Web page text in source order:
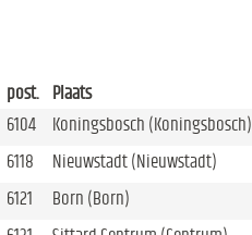
post. Plaats
6104
Koningsbosch (Koningsbosch)
6118
Nieuwstadt (Nieuwstadt)
6121
Born (Born)